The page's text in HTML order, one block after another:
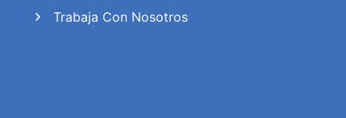
Trabaja Con Nosotros